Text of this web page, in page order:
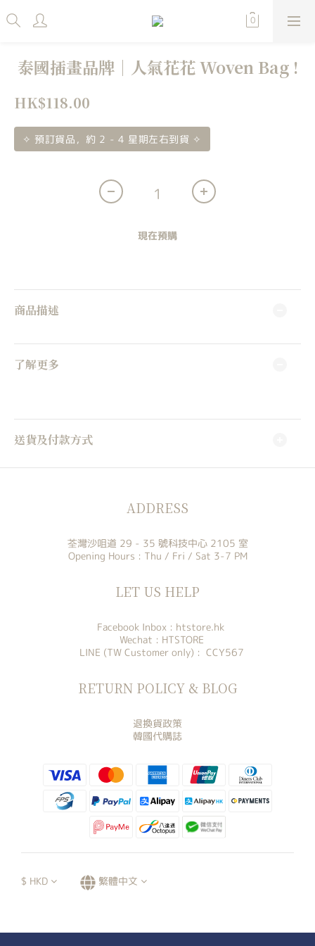
泰國插畫品牌｜人氣花花 Woven Bag !
HK$118.00
✧ 預訂貨品，約 2 - 4 星期左右到貨 ✧
現在預購
商品描述
了解更多
送貨及付款方式
ADDRESS
荃灣沙咀道 29 - 35 號科技中心 2105 室
Opening Hours : Thu / Fri / Sat 3-7 PM
LET US HELP
Facebook Inbox : htstore.hk
Wechat : HTSTORE
LINE (TW Customer only) : CCY567
RETURN POLICY & BLOG
退換貨政策
韓國代購誌
$ HKD 繁體中文